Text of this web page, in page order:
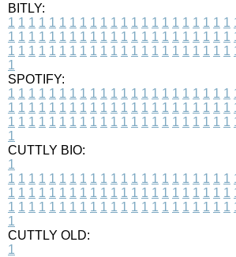
BITLY:
1 1 1 1 1 1 1 1 1 1 1 1 1 1 1 1 1 1 1 1 1 1
1 1 1 1 1 1 1 1 1 1 1 1 1 1 1 1 1 1 1 1 1 1
1 1 1 1 1 1 1 1 1 1 1 1 1 1 1 1 1 1 1 1 1 1
1
SPOTIFY:
1 1 1 1 1 1 1 1 1 1 1 1 1 1 1 1 1 1 1 1 1 1
1 1 1 1 1 1 1 1 1 1 1 1 1 1 1 1 1 1 1 1 1 1
1 1 1 1 1 1 1 1 1 1 1 1 1 1 1 1 1 1 1 1 1 1
1
CUTTLY BIO:
1
1 1 1 1 1 1 1 1 1 1 1 1 1 1 1 1 1 1 1 1 1 1
1 1 1 1 1 1 1 1 1 1 1 1 1 1 1 1 1 1 1 1 1 1
1 1 1 1 1 1 1 1 1 1 1 1 1 1 1 1 1 1 1 1 1 1
1
CUTTLY OLD:
1